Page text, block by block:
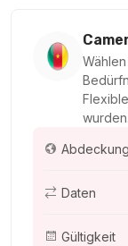
Für 30
1.99 EUR
200 MB -
wurden.
Abdeckung
Daten
Gültigkeit